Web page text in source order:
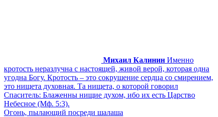
Михаил Калинин Именно
кротость неразлучна с настоящей, живой верой, которая одна
угодна Богу. Кротость – это сокрушение сердца со смирением,
это нищета духовная. Та нищета, о которой говорил
Спаситель: Блаженны нищие духом, ибо их есть Царство
Небесное (Мф. 5:3).
Огонь, пылающий посреди шалаша